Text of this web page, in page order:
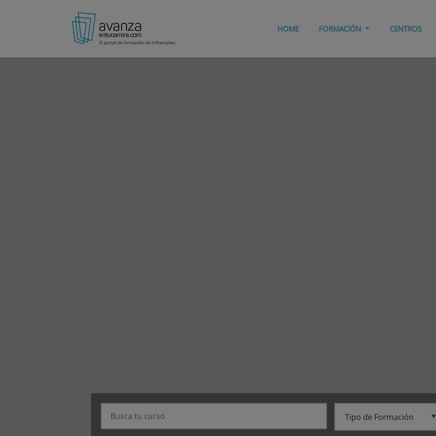
HOME FORMACIÓN CENTROS